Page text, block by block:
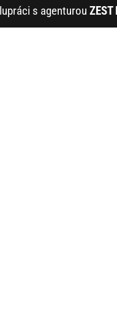
s agenturou ZEST